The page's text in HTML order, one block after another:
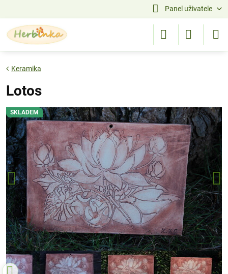
Panel uživatele
SKLADEM
Keramika
Lotos